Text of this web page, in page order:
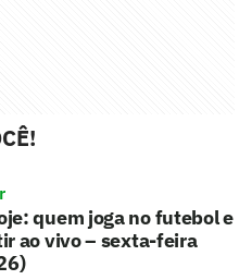
quem joga no futebol e
ao vivo – sexta-feira